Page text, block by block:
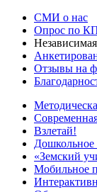
СМИ о нас
Опрос по
Отзывы на
Взлетай!
Дошкольное
«Земский
Мобильное